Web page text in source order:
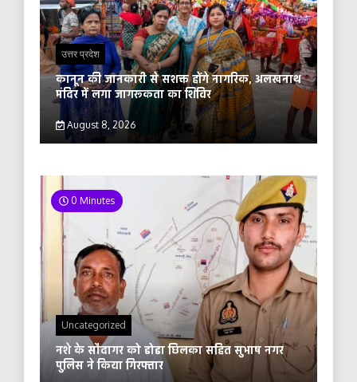
उत्तर प्रदेश
कानून की जानकारी से सशक्त होंगे नागरिक, अलखनाथ
मंदिर में लगा जागरूकता का शिविर
August 8, 2026
0 Minutes
Uncategorized
नशे के सौदागर को डोडा छिलका सहित सुभाष नगर
पुलिस ने किया गिरफ्तार